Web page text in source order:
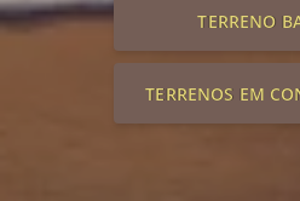
TERRENO
TERRENOS EM